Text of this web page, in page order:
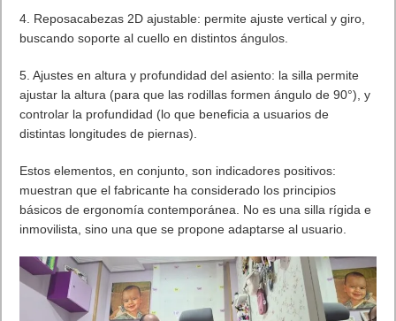
4. Reposacabezas 2D ajustable: permite ajuste vertical y giro,
buscando soporte al cuello en distintos ángulos.
5. Ajustes en altura y profundidad del asiento: la silla permite
ajustar la altura (para que las rodillas formen ángulo de 90°), y
controlar la profundidad (lo que beneficia a usuarios de
distintas longitudes de piernas).
Estos elementos, en conjunto, son indicadores positivos:
muestran que el fabricante ha considerado los principios
básicos de ergonomía contemporánea. No es una silla rígida e
inmovilista, sino una que se propone adaptarse al usuario.